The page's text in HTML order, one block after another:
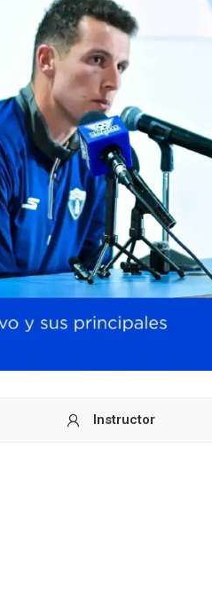
Instructor